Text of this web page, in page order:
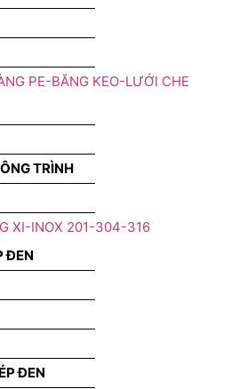
PE-BĂNG KEO-LƯỚI CHE
TRÌNH
XI-INOX 201-304-316
ĐEN
ĐEN